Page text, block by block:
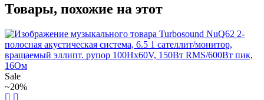
Товары, похожие на этот
Sale
~20%